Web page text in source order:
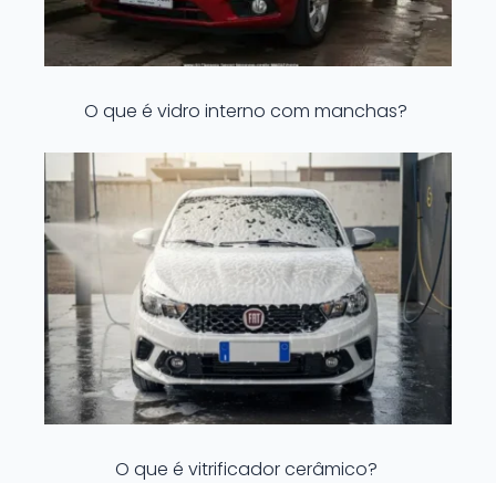
O que é vidro interno com manchas?
O que é vitrificador cerâmico?